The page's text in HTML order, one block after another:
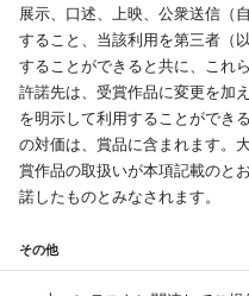
展示、口述、上映、公衆送信（
すること、当該利用を第三者（
することができると共に、これ
許諾先は、受賞作品に変更を加
を明示して利用することができ
の対価は、賞品に含まれます。
賞作品の取扱いが本項記載のと
諾したものとみなされます。
その他